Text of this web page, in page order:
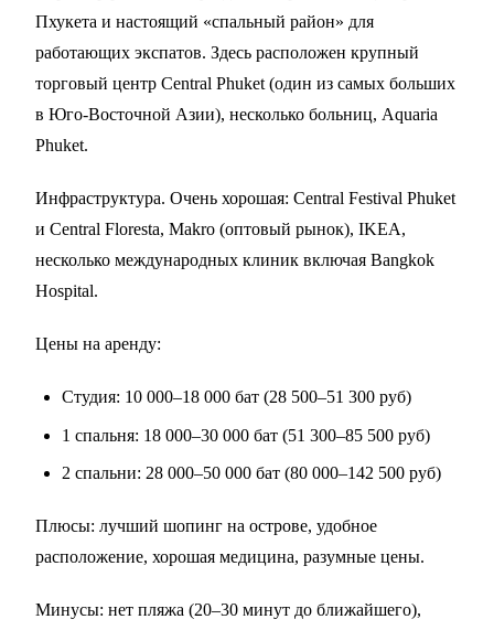
Пхукета и настоящий «спальный район» для
работающих экспатов. Здесь расположен крупный
торговый центр Central Phuket (один из самых больших
в Юго-Восточной Азии), несколько больниц, Aquaria
Phuket.
Инфраструктура. Очень хорошая: Central Festival Phuket
и Central Floresta, Makro (оптовый рынок), IKEA,
несколько международных клиник включая Bangkok
Hospital.
Цены на аренду:
Студия: 10 000–18 000 бат (28 500–51 300 руб)
1 спальня: 18 000–30 000 бат (51 300–85 500 руб)
2 спальни: 28 000–50 000 бат (80 000–142 500 руб)
Плюсы: лучший шопинг на острове, удобное
расположение, хорошая медицина, разумные цены.
Минусы: нет пляжа (20–30 минут до ближайшего),